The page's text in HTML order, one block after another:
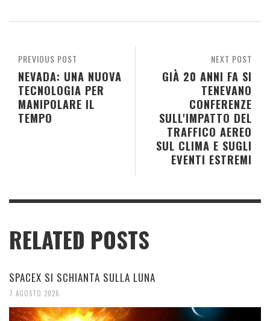
NEXT POST
GIÀ 20 ANNI FA SI
TENEVANO
CONFERENZE
SULL'IMPATTO DEL
TRAFFICO AEREO
SUL CLIMA E SUGLI
EVENTI ESTREMI
PREVIOUS POST
NEVADA: UNA NUOVA
TECNOLOGIA PER
MANIPOLARE IL
TEMPO
RELATED POSTS
SPACEX SI SCHIANTA SULLA LUNA
7 AGOSTO 2026